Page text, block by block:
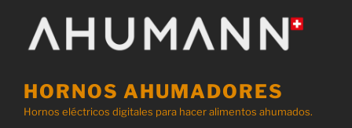
contenido
HORNOS AHUMADORES
Hornos eléctricos digitales para hacer alimentos ahumados.